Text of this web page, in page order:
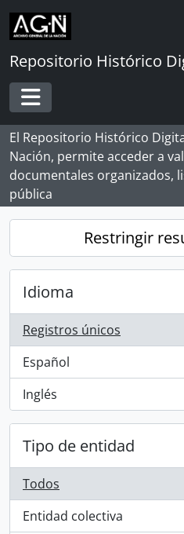
Skip to main content
Repositorio Histórico
Toggle navigation
El Repositorio Histórico
Nación, permite acceder a
documentales organizados,
pública
Restringir
Idioma
Registros únicos
, 23103 resultados
Español
, 19263 resultados
Inglés
, 3840 resultados
Tipo de entidad
Todos
Entidad colectiva
, 8 resultados